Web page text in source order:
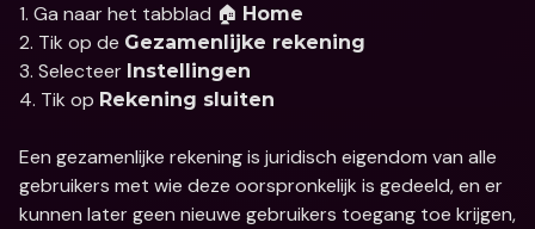
1. Ga naar het tabblad 🏠 Home
2. Tik op de Gezamenlijke rekening
3. Selecteer Instellingen
4. Tik op Rekening sluiten
Een gezamenlijke rekening is juridisch eigendom van alle
gebruikers met wie deze oorspronkelijk is gedeeld, en er
kunnen later geen nieuwe gebruikers toegang toe krijgen,